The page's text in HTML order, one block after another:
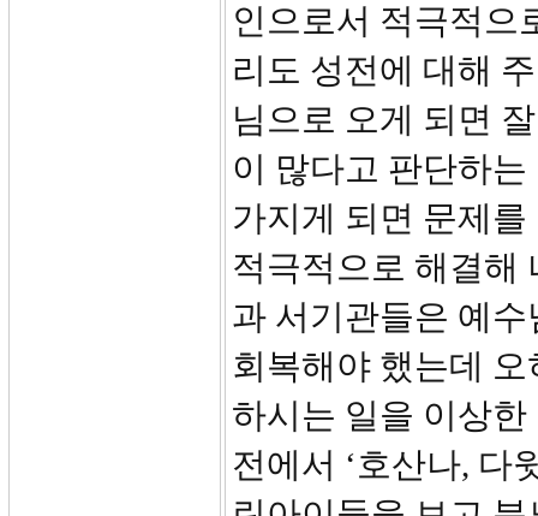
인으로서 적극적으
리도 성전에 대해
님으로 오게 되면
이 많다고 판단하
가지게 되면 문제
적극적으로 해결해
과 서기관들은 예
회복해야 했는데
하시는 일을 이상
전에서 ‘호산나, 다